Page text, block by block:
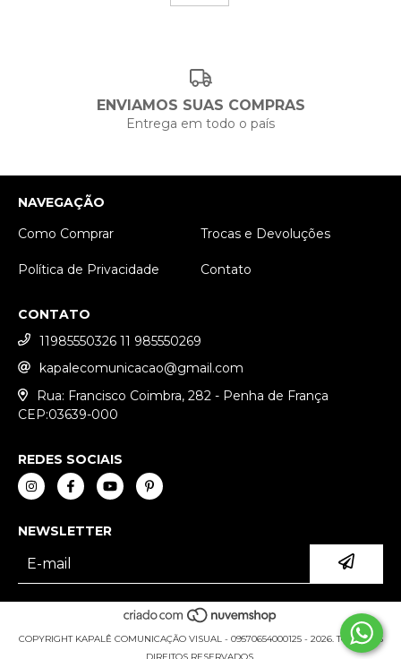
ENVIAMOS SUAS COMPRAS
Entrega em todo o país
NAVEGAÇÃO
Como Comprar
Trocas e Devoluções
Política de Privacidade Contato
CONTATO
11985550326 11 985550269
kapalecomunicacao@gmail.com
Rua: Francisco Coimbra, 282 - Penha de França
CEP:03639-000
REDES SOCIAIS
NEWSLETTER
COPYRIGHT KAPALÊ COMUNICAÇÃO VISUAL - 09570654000125 - 2026. TODOS OS
DIREITOS RESERVADOS.